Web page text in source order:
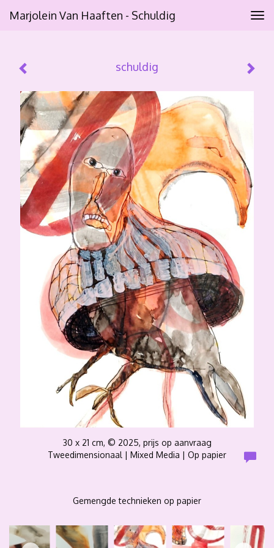
Marjolein Van Haaften - Schuldig
schuldig
30 x 21 cm, © 2025, prijs op aanvraag
Tweedimensionaal | Mixed Media | Op papier
Gemengde technieken op papier